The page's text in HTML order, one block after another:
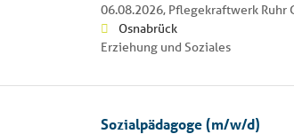
06.08.2026, Pflegekraftwerk Ruhr
Osnabrück
Erziehung und Soziales
Sozialpädagoge (m/w/d)